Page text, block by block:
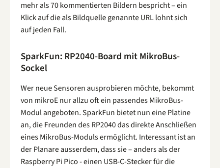
mehr als 70 kommentierten Bildern bespricht – ein
Klick auf die als Bildquelle genannte URL lohnt sich
auf jeden Fall.
SparkFun: RP2040-Board mit MikroBus-
Sockel
Wer neue Sensoren ausprobieren möchte, bekommt
von mikroE nur allzu oft ein passendes MikroBus-
Modul angeboten. SparkFun bietet nun eine Platine
an, die Freunden des RP2040 das direkte Anschließen
eines MikroBus-Moduls ermöglicht. Interessant ist an
der Planare ausserdem, dass sie – anders als der
Raspberry Pi Pico - einen USB-C-Stecker für die